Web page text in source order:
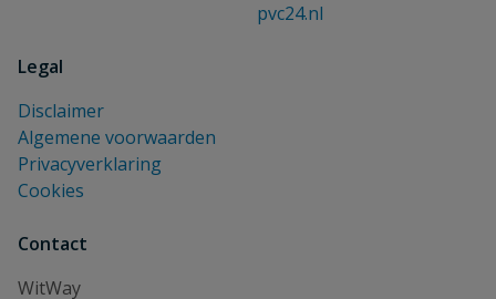
pvc24.nl
Legal
Disclaimer
Algemene voorwaarden
Privacyverklaring
Cookies
Contact
WitWay